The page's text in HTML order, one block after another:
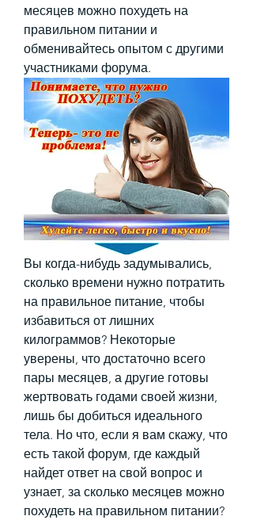
месяцев можно похудеть на
правильном питании и
обменивайтесь опытом с другими
участниками форума.
Вы когда-нибудь задумывались,
сколько времени нужно потратить
на правильное питание, чтобы
избавиться от лишних
килограммов? Некоторые
уверены, что достаточно всего
пары месяцев, а другие готовы
жертвовать годами своей жизни,
лишь бы добиться идеального
тела. Но что, если я вам скажу, что
есть такой форум, где каждый
найдет ответ на свой вопрос и
узнает, за сколько месяцев можно
похудеть на правильном питании?